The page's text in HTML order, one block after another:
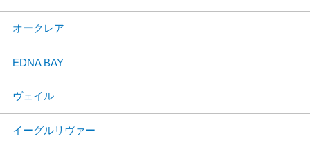
オークレア
EDNA BAY
ヴェイル
イーグルリヴァー